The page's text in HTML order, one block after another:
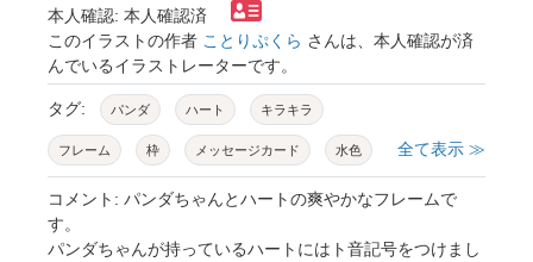
本人確認: 本人確認済
このイラストの作者 ことりぷくら さんは、本人確認が済
んでいるイラストレーターです。
タグ: パンダ ハート キラキラ
フレーム 枠 メッセージカード 水色
可愛い 手描き 手作り感 光
爽やか
全て表示 ≫
コメント: パンダちゃんとハートの爽やかなフレームで
す。
パンダちゃんが持っているハートにはト音記号をつけまし